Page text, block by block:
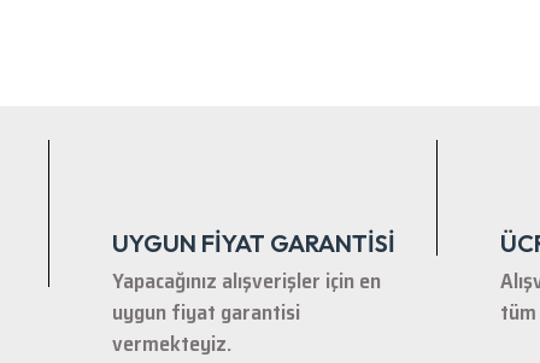
UYGUN FİYAT GARANTİSİ
Yapacağınız alışverişler için en
uygun fiyat garantisi
vermekteyiz.